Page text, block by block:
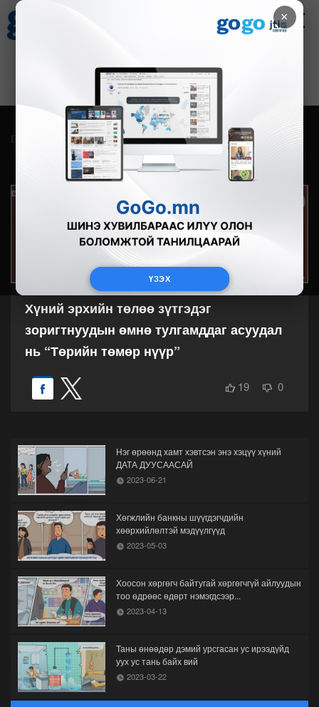
×
ҮЗЭХ
Зурхай
8.07
Бүгд Фото Видео Зурган өгүүлэмж
Хүний эрхийн төлөө зүтгэдэг
зоригтнуудын өмнө тулгамддаг асуудал
нь “Төрийн төмөр нүүр”
19 0
Нэг өрөөнд хамт хэвтсэн энэ хэцүү хүний
ДАТА ДУУСААСАЙ
2023-06-21
Хөгжлийн банкны шүүгдэгчдийн
хөөрхийлөлтэй мэдүүлгүүд
2023-05-03
Хоосон хөргөгч байтугай хөргөгчгүй айлуудын
тоо өдрөөс өдөрт нэмэгдсээр...
2023-04-13
Таны өнөөдөр дэмий урсгасан ус ирээдүйд
уух ус тань байх вий
2023-03-22